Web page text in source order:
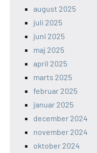
august 2025
juli 2025
juni 2025
maj 2025
april 2025
marts 2025
februar 2025
januar 2025
december 2024
november 2024
oktober 2024